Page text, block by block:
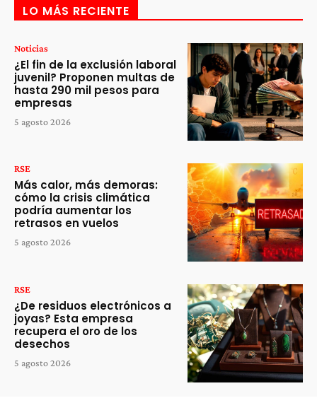
LO MÁS RECIENTE
Noticias
¿El fin de la exclusión laboral
juvenil? Proponen multas de
hasta 290 mil pesos para
empresas
5 agosto 2026
RSE
Más calor, más demoras:
cómo la crisis climática
podría aumentar los
retrasos en vuelos
5 agosto 2026
RSE
¿De residuos electrónicos a
joyas? Esta empresa
recupera el oro de los
desechos
5 agosto 2026